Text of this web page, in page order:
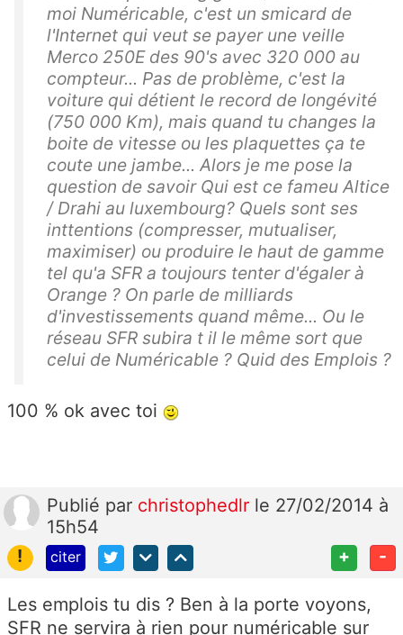
moi Numéricable, c'est un smicard de
l'Internet qui veut se payer une veille
Merco 250E des 90's avec 320 000 au
compteur... Pas de problème, c'est la
voiture qui détient le record de longévité
(750 000 Km), mais quand tu changes la
boite de vitesse ou les plaquettes ça te
coute une jambe... Alors je me pose la
question de savoir Qui est ce fameu Altice
/ Drahi au luxembourg? Quels sont ses
inttentions (compresser, mutualiser,
maximiser) ou produire le haut de gamme
tel qu'a SFR a toujours tenter d'égaler à
Orange ? On parle de milliards
d'investissements quand même... Ou le
réseau SFR subira t il le même sort que
celui de Numéricable ? Quid des Emplois ?
100 % ok avec toi
Publié par christophedlr le 27/02/2014 à
15h54
!
citer + -
Les emplois tu dis ? Ben à la porte voyons,
SFR ne servira à rien pour numéricable sur